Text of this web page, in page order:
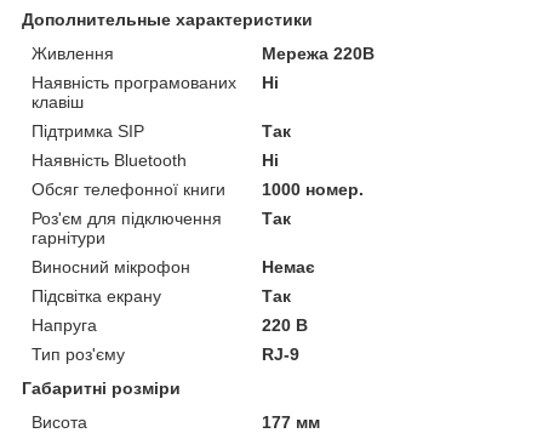
Дополнительные характеристики
Живлення
Мережа 220В
Наявність програмованих
клавіш
Ні
Підтримка SIP
Так
Наявність Bluetooth
Ні
Обсяг телефонної книги
1000 номер.
Роз'єм для підключення
гарнітури
Так
Виносний мікрофон
Немає
Підсвітка екрану
Так
Напруга
220 В
Тип роз'єму
RJ-9
Габаритні розміри
Висота
177 мм